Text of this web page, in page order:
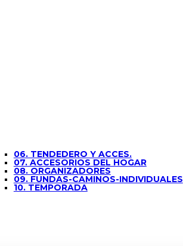
06. TENDEDERO Y ACCES.
07. ACCESORIOS DEL HOGAR
08. ORGANIZADORES
09. FUNDAS-CAMINOS-INDIVIDUALES
10. TEMPORADA